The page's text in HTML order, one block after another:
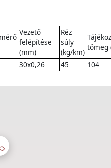
Vezető
felépítése
(mm)
Réz
súly
(kg/km)
tömeg
30x0,26 45 104